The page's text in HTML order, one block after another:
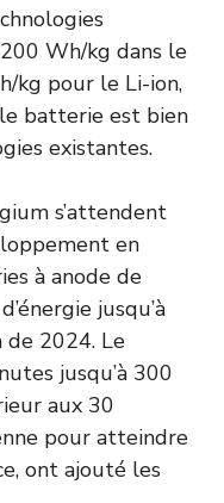
Wh/kg dans le
kg pour le Li-ion,
batterie est bien
existantes.
s’attendent
en
à anode de
jusqu’à
de 2024. Le
jusqu’à 300
aux 30
pour atteindre
ont ajouté les